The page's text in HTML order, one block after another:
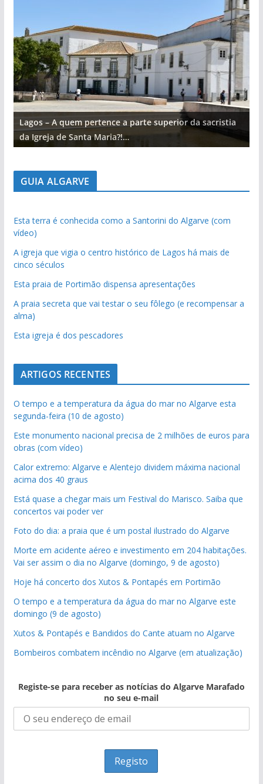
Lagos – A quem pertence a parte superior da sacristia
da Igreja de Santa Maria?!…
GUIA ALGARVE
Esta terra é conhecida como a Santorini do Algarve (com
vídeo)
A igreja que vigia o centro histórico de Lagos há mais de
cinco séculos
Esta praia de Portimão dispensa apresentações
A praia secreta que vai testar o seu fôlego (e recompensar a
alma)
Esta igreja é dos pescadores
ARTIGOS RECENTES
O tempo e a temperatura da água do mar no Algarve esta
segunda-feira (10 de agosto)
Este monumento nacional precisa de 2 milhões de euros para
obras (com vídeo)
Calor extremo: Algarve e Alentejo dividem máxima nacional
acima dos 40 graus
Está quase a chegar mais um Festival do Marisco. Saiba que
concertos vai poder ver
Foto do dia: a praia que é um postal ilustrado do Algarve
Morte em acidente aéreo e investimento em 204 habitações.
Vai ser assim o dia no Algarve (domingo, 9 de agosto)
Hoje há concerto dos Xutos & Pontapés em Portimão
O tempo e a temperatura da água do mar no Algarve este
domingo (9 de agosto)
Xutos & Pontapés e Bandidos do Cante atuam no Algarve
Bombeiros combatem incêndio no Algarve (em atualização)
Registe-se para receber as notícias do Algarve Marafado
no seu e-mail